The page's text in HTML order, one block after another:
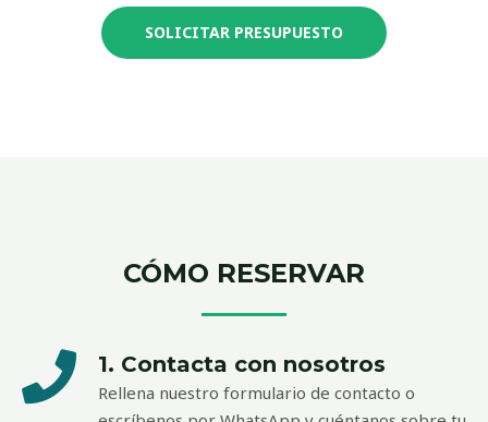
SOLICITAR PRESUPUESTO
CÓMO RESERVAR
1. Contacta con nosotros
Rellena nuestro formulario de contacto o